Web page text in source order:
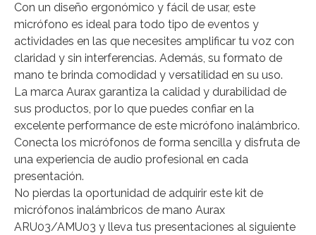
Con un diseño ergonómico y fácil de usar, este
micrófono es ideal para todo tipo de eventos y
actividades en las que necesites amplificar tu voz con
claridad y sin interferencias. Además, su formato de
mano te brinda comodidad y versatilidad en su uso.
La marca Aurax garantiza la calidad y durabilidad de
sus productos, por lo que puedes confiar en la
excelente performance de este micrófono inalámbrico.
Conecta los micrófonos de forma sencilla y disfruta de
una experiencia de audio profesional en cada
presentación.
No pierdas la oportunidad de adquirir este kit de
micrófonos inalámbricos de mano Aurax
ARU03/AMU03 y lleva tus presentaciones al siguiente